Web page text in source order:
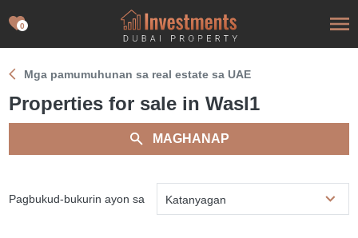
0
Mga pamumuhunan sa real estate sa UAE
Properties for sale in Wasl1
MAGHANAP
Pagbukud-bukurin ayon sa Katanyagan